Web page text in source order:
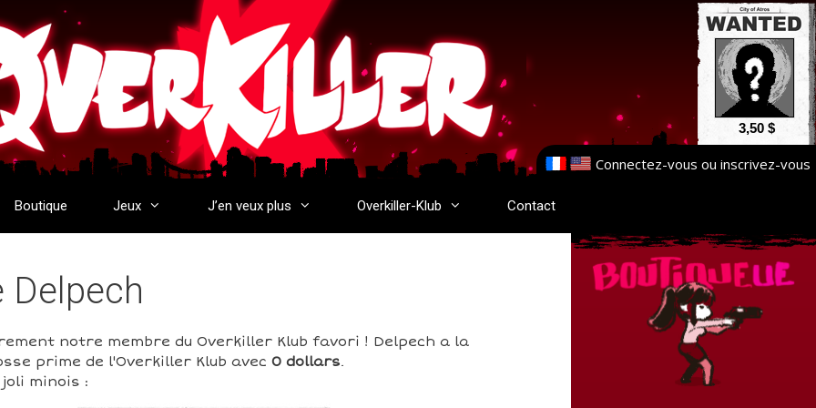
3,50 $
Connectez-vous ou inscrivez-vous
Boutique Jeux J’en veux plus Overkiller-Klub Contact
Delpech
notre membre du Overkiller Klub favori ! Delpech a la
prime de l'Overkiller Klub avec 0 dollars.
minois :